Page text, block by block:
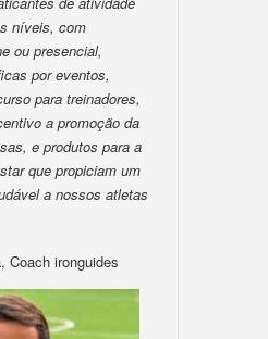
níveis, com
ou presencial,
por eventos,
para treinadores,
a promoção da
e produtos para a
que propiciam um
a nossos atletas
Coach ironguides